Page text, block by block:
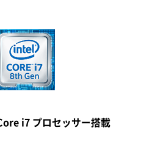
i7 プロセッサー搭載